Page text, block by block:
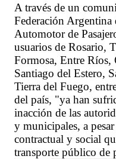
A través de un
Federación Argentina
Automotor de
usuarios de Rosario,
Formosa, Entre Ríos,
Santiago del Estero,
Tierra del Fuego,
del país, "ya han
inacción de las
y municipales, a
contractual y social
transporte público de